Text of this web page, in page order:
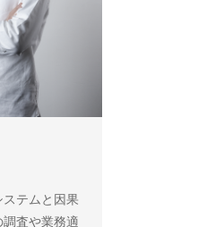
テムと因果
査や業務適